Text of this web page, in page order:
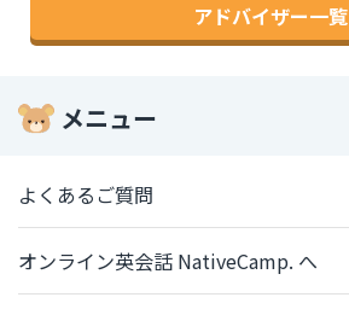
アドバイザー一覧
メニュー
よくあるご質問
オンライン英会話 NativeCamp. へ